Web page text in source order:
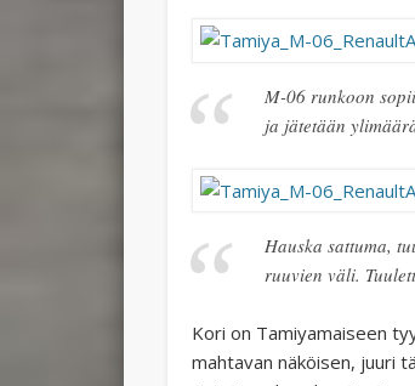
M-06 runkoon
ja jätetään
Hauska sattuma,
ruuvien väli.
Kori on Tamiyamaiseen
mahtavan näköisen, juuri